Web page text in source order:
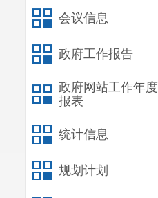
会议信息
政府工作报告
政府网站工作年度
报表
统计信息
规划计划